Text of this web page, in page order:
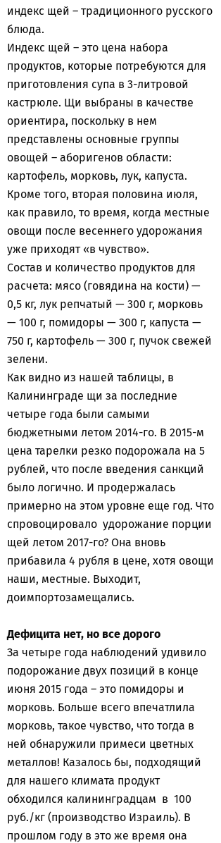
индекс щей – традиционного русского
блюда.
Индекс щей – это цена набора
продуктов, которые потребуются для
приготовления супа в 3-литровой
кастрюле. Щи выбраны в качестве
ориентира, поскольку в нем
представлены основные группы
овощей – аборигенов области:
картофель, морковь, лук, капуста.
Кроме того, вторая половина июля,
как правило, то время, когда местные
овощи после весеннего удорожания
уже приходят «в чувство».
Состав и количество продуктов для
расчета: мясо (говядина на кости) —
0,5 кг, лук репчатый — 300 г, морковь
— 100 г, помидоры — 300 г, капуста —
750 г, картофель — 300 г, пучок свежей
зелени.
Как видно из нашей таблицы, в
Калининграде щи за последние
четыре года были самыми
бюджетными летом 2014-го. В 2015-м
цена тарелки резко подорожала на 5
рублей, что после введения санкций
было логично. И продержалась
примерно на этом уровне еще год. Что
спровоцировало удорожание порции
щей летом 2017-го? Она вновь
прибавила 4 рубля в цене, хотя овощи
наши, местные. Выходит,
доимпортозамещались.
Дефицита нет, но все дорого
За четыре года наблюдений удивило
подорожание двух позиций в конце
июня 2015 года – это помидоры и
морковь. Больше всего впечатлила
морковь, такое чувство, что тогда в
ней обнаружили примеси цветных
металлов! Казалось бы, подходящий
для нашего климата продукт
обходился калининградцам в 100
руб./кг (производство Израиль). В
прошлом году в это же время она